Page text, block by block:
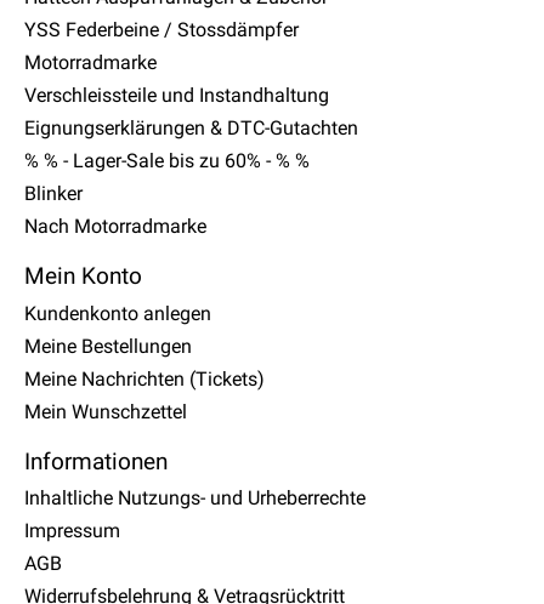
YSS Federbeine / Stossdämpfer
Motorradmarke
Verschleissteile und Instandhaltung
Eignungserklärungen & DTC-Gutachten
% % - Lager-Sale bis zu 60% - % %
Blinker
Nach Motorradmarke
Mein Konto
Kundenkonto anlegen
Meine Bestellungen
Meine Nachrichten (Tickets)
Mein Wunschzettel
Informationen
Inhaltliche Nutzungs- und Urheberrechte
Impressum
AGB
Widerrufsbelehrung & Vetragsrücktritt